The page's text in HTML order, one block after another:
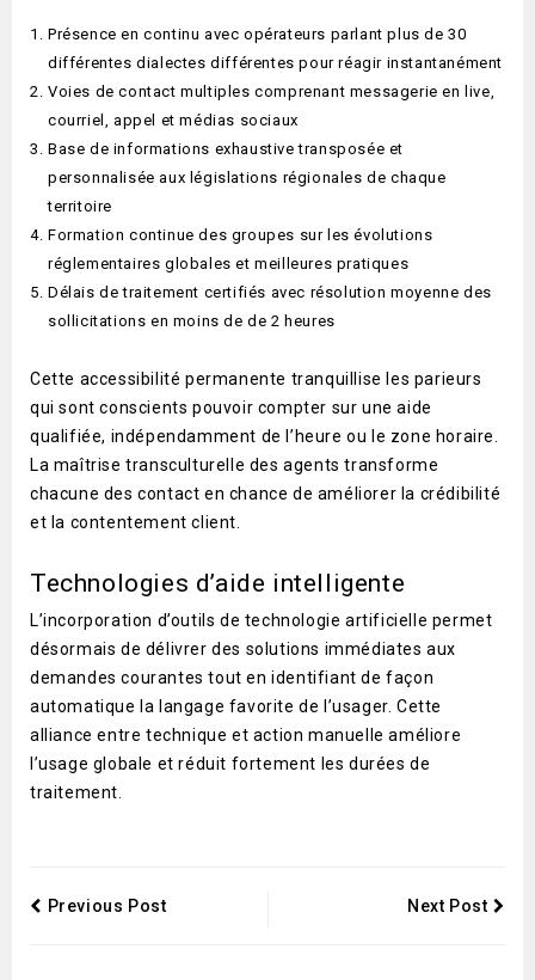
Présence en continu avec opérateurs parlant plus de 30
différentes dialectes différentes pour réagir instantanément
Voies de contact multiples comprenant messagerie en live,
courriel, appel et médias sociaux
Base de informations exhaustive transposée et
personnalisée aux législations régionales de chaque
territoire
Formation continue des groupes sur les évolutions
réglementaires globales et meilleures pratiques
Délais de traitement certifiés avec résolution moyenne des
sollicitations en moins de de 2 heures
Cette accessibilité permanente tranquillise les parieurs
qui sont conscients pouvoir compter sur une aide
qualifiée, indépendamment de l’heure ou le zone horaire.
La maîtrise transculturelle des agents transforme
chacune des contact en chance de améliorer la crédibilité
et la contentement client.
Technologies d’aide intelligente
L’incorporation d’outils de technologie artificielle permet
désormais de délivrer des solutions immédiates aux
demandes courantes tout en identifiant de façon
automatique la langage favorite de l’usager. Cette
alliance entre technique et action manuelle améliore
l’usage globale et réduit fortement les durées de
traitement.
Previous Post Next Post